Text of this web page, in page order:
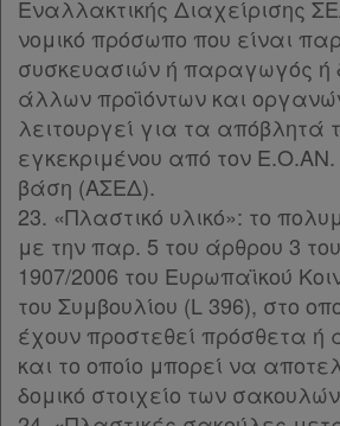
Εναλλακτικής Διαχείρισης
νομικό πρόσωπο που είναι
συσκευασιών ή παραγωγός ή
άλλων προϊόντων και
λειτουργεί για τα απόβλητά
εγκεκριμένου από τον
βάση (ΑΣΕΔ).
23. «Πλαστικό υλικό»: το
με την παρ. 5 του άρθρου 3
1907/2006 του Ευρωπαϊκού
του Συμβουλίου (L 396), στο
έχουν προστεθεί πρόσθετα ή
και το οποίο μπορεί να
δομικό στοιχείο των